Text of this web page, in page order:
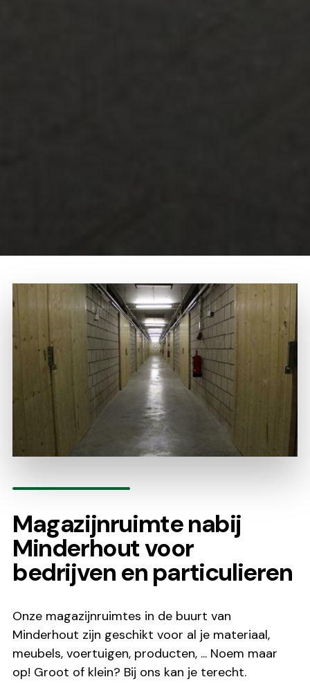
Magazijnruimte nabij
Minderhout voor
bedrijven en particulieren
Onze magazijnruimtes in de buurt van
Minderhout zijn geschikt voor al je materiaal,
meubels, voertuigen, producten, ... Noem maar
op! Groot of klein? Bij ons kan je terecht.